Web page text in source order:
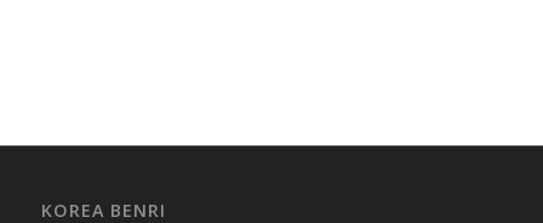
KOREA BENRI